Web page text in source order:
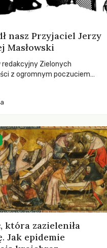
nasz Przyjaciel Jerzy
Masłowski
redakcyjny Zielonych
z ogromnym poczuciem
Opiekuna, Mecenasa i Mentora.
która zazieleniła
Jak epidemie